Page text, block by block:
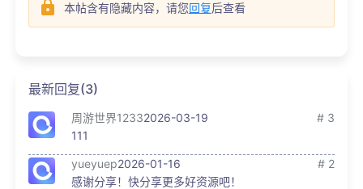
本帖含有隐藏内容，请您回复后查看
最新回复(3)
周游世界12332026-03-19
# 3
111
yueyuep2026-01-16
# 2
感谢分享！快分享更多好资源吧！